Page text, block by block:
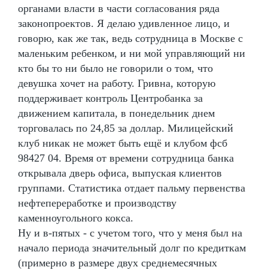
органами власти в части согласования ряда
законопроектов. Я делаю удивленное лицо, и
говорю, как же так, ведь сотрудница в Москве с
маленьким ребенком, и ни мой управляющий ни
кто бы то ни было не говорили о том, что
девушка хочет на работу. Гривна, которую
поддерживает контроль Центробанка за
движением капитала, в понедельник днем
торговалась по 24,85 за доллар. Милицейский
клуб никак не может быть ещё и клубом фсб
98427 04. Время от времени сотрудница банка
открывала дверь офиса, выпуская клиентов
группами. Статистика отдает пальму первенства
нефтепереработке и производству
каменноугольного кокса.
Ну и в-пятых - с учетом того, что у меня был на
начало периода значительный долг по кредиткам
(примерно в размере двух среднемесячных